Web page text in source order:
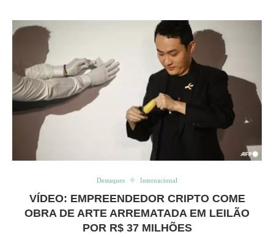
Destaques Internacional
VÍDEO: EMPREENDEDOR CRIPTO COME
OBRA DE ARTE ARREMATADA EM LEILÃO
POR R$ 37 MILHÕES